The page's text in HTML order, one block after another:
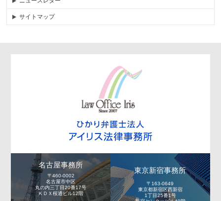
サイトマップ
名古屋事務所
〒460-0002
名古屋市中区
丸の内三丁目20番17号
ＫＤＸ桜通ビル12階
東京新宿事務所
〒163-0649
東京都新宿区西新宿
1丁目25番1号